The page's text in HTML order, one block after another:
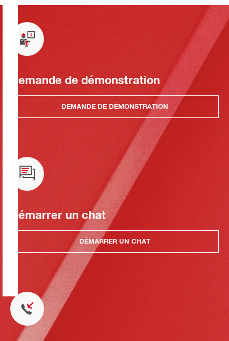
Demande de démonstration
DEMANDE DE DÉMONSTRATION
Démarrer un chat
DÉMARRER UN CHAT